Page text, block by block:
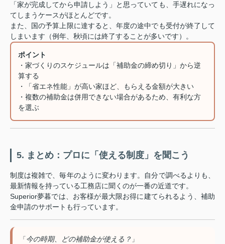
「家が完成してから申請しよう」と思っていても、手遅れになっ
てしまうケースがほとんどです。
また、国の予算上限に達すると、年度の途中でも受付が終了して
しまいます（例年、秋頃には終了することが多いです）。
ポイント
・家づくりのスケジュールは「補助金の締め切り」から逆
算する
・「省エネ性能」が高い家ほど、もらえる金額が大きい
・複数の補助金は併用できない場合があるため、有利な方
を選ぶ
5. まとめ：プロに「使える制度」を聞こう
制度は複雑で、毎年のように変わります。自分で調べるよりも、
最新情報を持っている工務店に聞くのが一番の近道です。
Superior夢暮では、お客様が最大限お得に建てられるよう、補助
金申請のサポートも行っています。
「 今の時期、どの補助金が使える？ 」